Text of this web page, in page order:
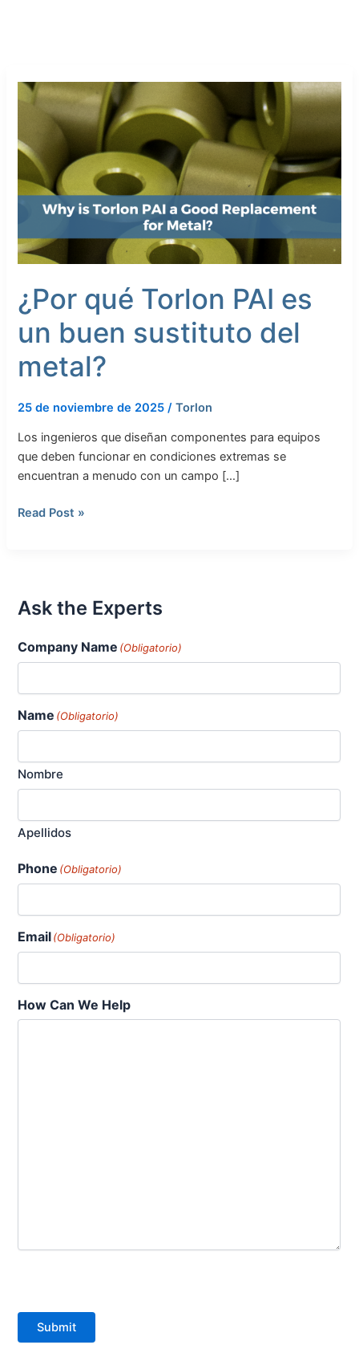
¿Por qué Torlon PAI es
un buen sustituto del
metal?
25 de noviembre de 2025/Torlon
Los ingenieros que diseñan componentes para equipos
que deben funcionar en condiciones extremas se
encuentran a menudo con un campo […]
qué
Torlon
es
buen
sustituto
metal?
Read Post »
Ask the Experts
Company Name (Obligatorio)
Name (Obligatorio)
Nombre
Apellidos
Phone (Obligatorio)
Email(Obligatorio)
How Can We Help
Submit